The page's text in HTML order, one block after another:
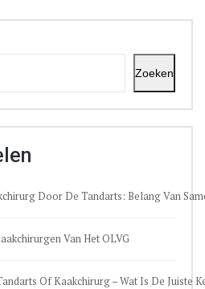
Zoeken
Door De Tandarts: Belang Van
Van Het OLVG
Of Kaakchirurg – Wat Is De Juiste